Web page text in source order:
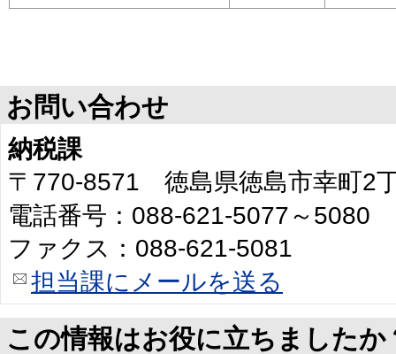
お問い合わせ
納税課
〒770-8571 徳島県徳島市幸町2
電話番号：088-621-5077～5080
ファクス：088-621-5081
担当課にメールを送る
この情報はお役に立ちましたか